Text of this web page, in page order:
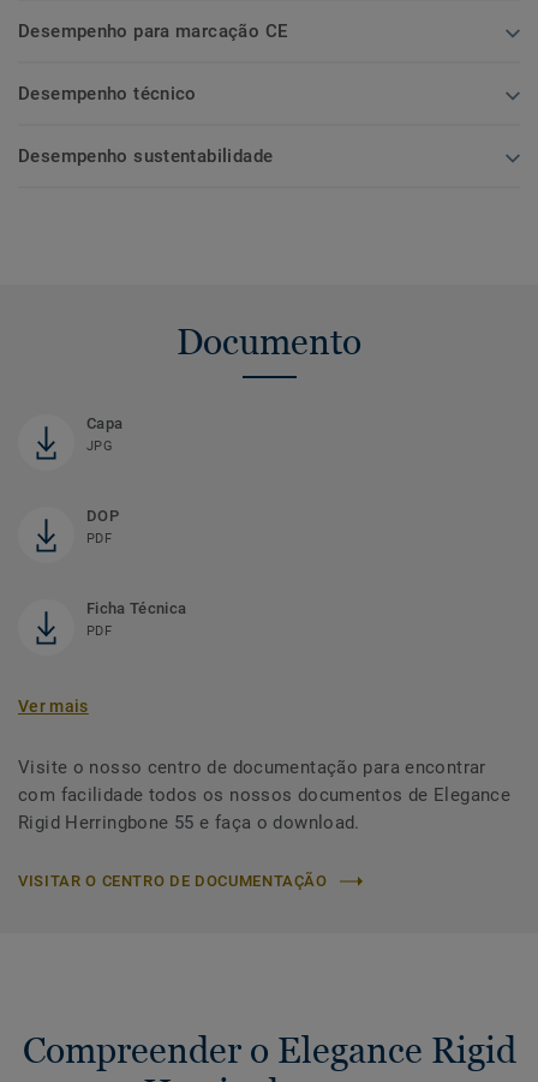
Desempenho para marcação CE
Desempenho técnico
Desempenho sustentabilidade
Documento
Capa
JPG
DOP
PDF
Ficha Técnica
PDF
Ver mais
Visite o nosso centro de documentação para encontrar
com facilidade todos os nossos documentos de Elegance
Rigid Herringbone 55 e faça o download.
VISITAR O CENTRO DE DOCUMENTAÇÃO
Compreender o Elegance Rigid